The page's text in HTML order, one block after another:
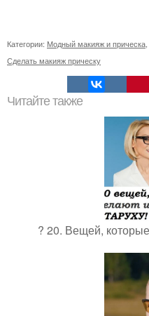
Категории: Модный макияж и прическа
Сделать макияж прическу
Читайте также
? 20. Вещей,